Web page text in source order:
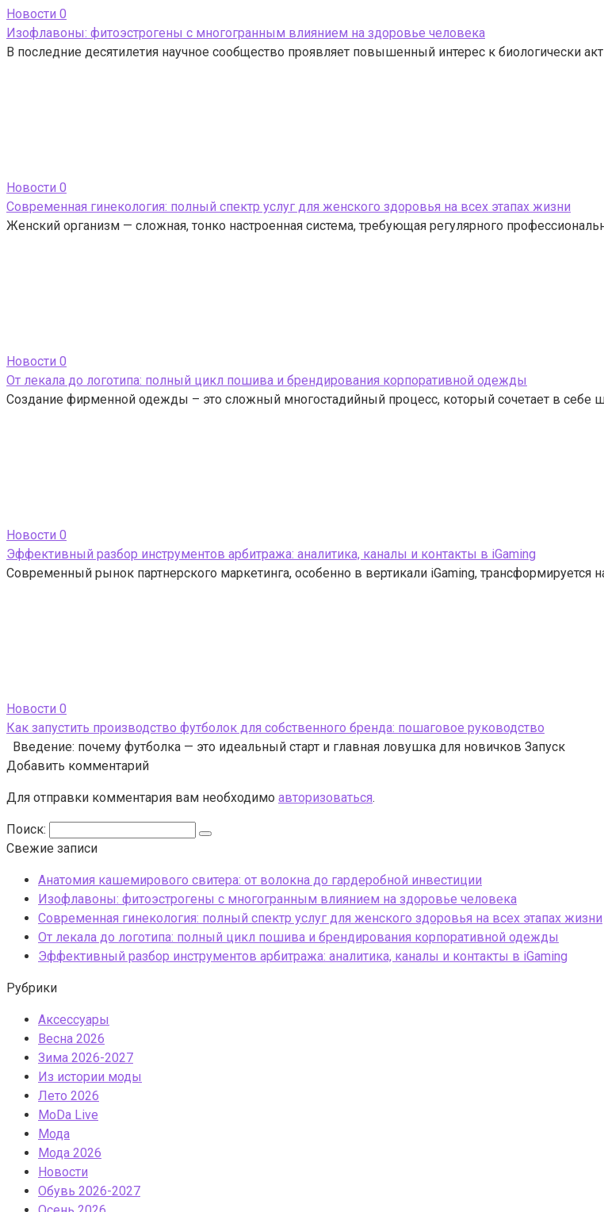
Новости 0
Изофлавоны: фитоэстрогены с многогранным влиянием на здоровье человека
В последние десятилетия научное сообщество проявляет повышенный интерес к биологически
Новости 0
Современная гинекология: полный спектр услуг для женского здоровья на всех этапах жизни
Женский организм — сложная, тонко настроенная система, требующая регулярного
Новости 0
От лекала до логотипа: полный цикл пошива и брендирования корпоративной одежды
Создание фирменной одежды – это сложный многостадийный процесс, который сочетает в себе
Новости 0
Эффективный разбор инструментов арбитража: аналитика, каналы и контакты в iGaming
Современный рынок партнерского маркетинга, особенно в вертикали iGaming, трансформируется
Новости 0
Как запустить производство футболок для собственного бренда: пошаговое руководство
Введение: почему футболка — это идеальный старт и главная ловушка для новичков Запуск
Добавить комментарий
Для отправки комментария вам необходимо авторизоваться.
Поиск:
Свежие записи
Анатомия кашемирового свитера: от волокна до гардеробной инвестиции
Изофлавоны: фитоэстрогены с многогранным влиянием на здоровье человека
Современная гинекология: полный спектр услуг для женского здоровья на всех этапах жизни
От лекала до логотипа: полный цикл пошива и брендирования корпоративной одежды
Эффективный разбор инструментов арбитража: аналитика, каналы и контакты в iGaming
Рубрики
Аксессуары
Весна 2026
Зима 2026-2027
Из истории моды
Лето 2026
МоDа Live
Мода
Мода 2026
Новости
Обувь 2026-2027